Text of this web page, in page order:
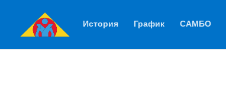
История График САМБО